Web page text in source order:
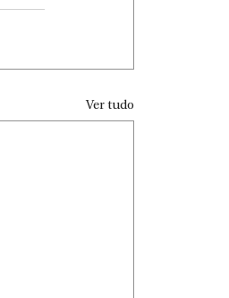
Ver tudo